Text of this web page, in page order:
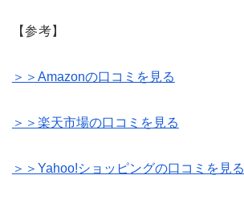
【参考】
＞＞Amazonの口コミを見る
＞＞楽天市場の口コミを見る
＞＞Yahoo!ショッピングの口コミを見る